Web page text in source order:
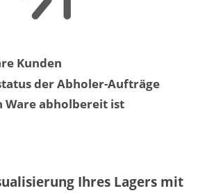
Kunden
der Abholer-Aufträge
Ware abholbereit ist
Ihres Lagers mit